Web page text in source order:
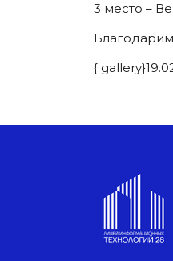
3 место –
{